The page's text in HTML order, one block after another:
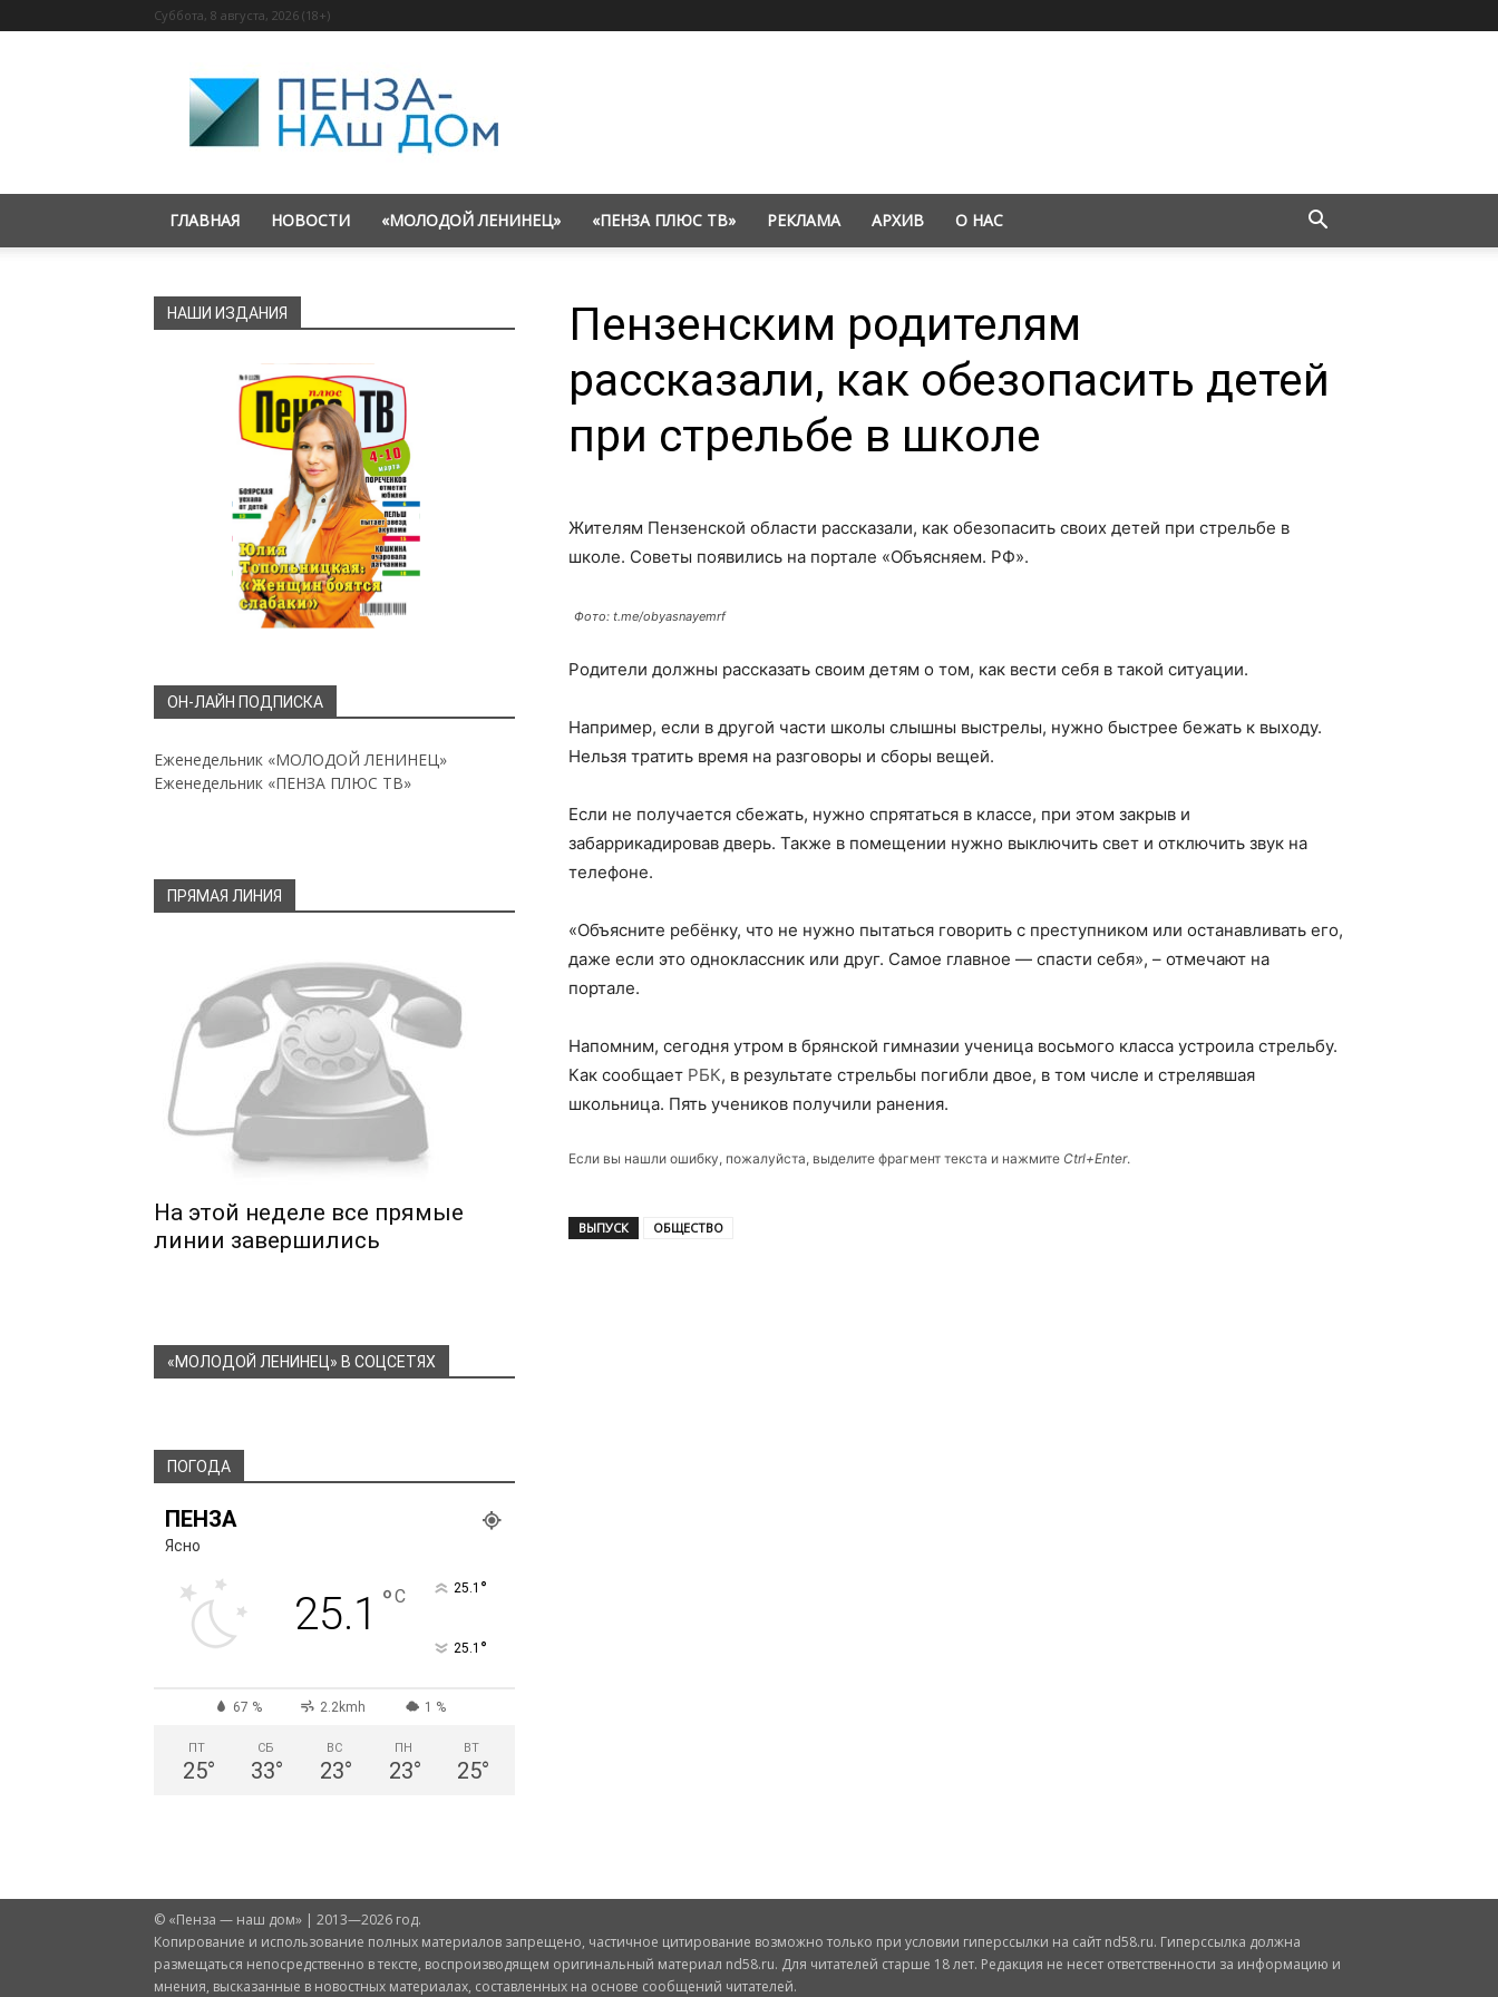
Суббота, 8 августа, 2026 (18+)
«Пенза
—
наш
дом»
ГЛАВНАЯ НОВОСТИ «МОЛОДОЙ ЛЕНИНЕЦ» «ПЕНЗА ПЛЮС ТВ» РЕКЛАМА АРХИВ О НАС
Пензенским родителям
рассказали, как обезопасить детей
при стрельбе в школе
Жителям Пензенской области рассказали, как обезопасить своих детей при стрельбе в
школе. Советы появились на портале «Объясняем. РФ».
Фото: t.me/obyasnayemrf
Родители должны рассказать своим детям о том, как вести себя в такой ситуации.
Например, если в другой части школы слышны выстрелы, нужно быстрее бежать к выходу.
Нельзя тратить время на разговоры и сборы вещей.
Если не получается сбежать, нужно спрятаться в классе, при этом закрыв и
забаррикадировав дверь. Также в помещении нужно выключить свет и отключить звук на
телефоне.
«Объясните ребёнку, что не нужно пытаться говорить с преступником или останавливать его,
даже если это одноклассник или друг. Самое главное — спасти себя», – отмечают на
портале.
Напомним, сегодня утром в брянской гимназии ученица восьмого класса устроила стрельбу.
Как сообщает РБК, в результате стрельбы погибли двое, в том числе и стрелявшая
школьница. Пять учеников получили ранения.
Если вы нашли ошибку, пожалуйста, выделите фрагмент текста и нажмите Ctrl+Enter.
ВЫПУСК ОБЩЕСТВО
НАШИ ИЗДАНИЯ
ОН-ЛАЙН ПОДПИСКА
Еженедельник «МОЛОДОЙ ЛЕНИНЕЦ»
Еженедельник «ПЕНЗА ПЛЮС ТВ»
ПРЯМАЯ ЛИНИЯ
На этой неделе все прямые
линии завершились
«МОЛОДОЙ ЛЕНИНЕЦ» В СОЦСЕТЯХ
ПОГОДА
ПЕНЗА
Ясно
25.1 °C 25.1 °
25.1 °
67 % 2.2kmh 1 %
ПТ
25°
СБ
33°
ВС
23°
ПН
23°
ВТ
25°
© «Пенза — наш дом» | 2013—2026 год.
Копирование и использование полных материалов запрещено, частичное цитирование возможно только при условии гиперссылки на сайт nd58.ru. Гиперссылка должна
размещаться непосредственно в тексте, воспроизводящем оригинальный материал nd58.ru. Для читателей старше 18 лет. Редакция не несет ответственности за информацию и
мнения, высказанные в новостных материалах, составленных на основе сообщений читателей.